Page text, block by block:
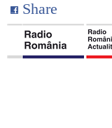
Share